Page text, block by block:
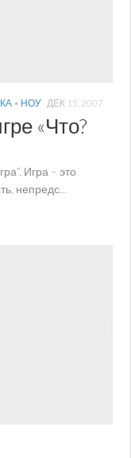
• НОУ ДЕК 15, 2007
«Что?
Игра – это
непредс...